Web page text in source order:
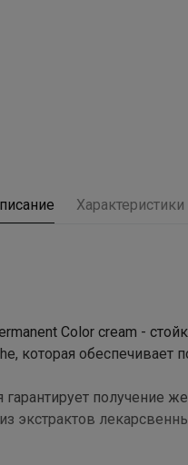
Характеристики
Color cream -
которая обеспечивает
гарантирует получение
экстрактов